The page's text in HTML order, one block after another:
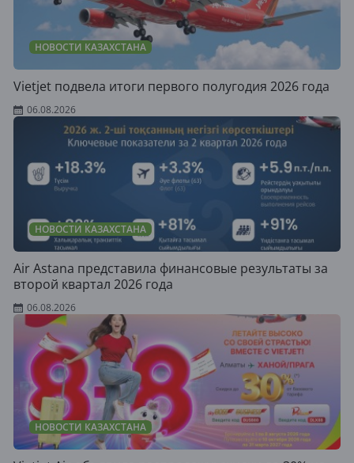
НОВОСТИ КАЗАХСТАНА
Vietjet подвела итоги первого полугодия 2026 года
06.08.2026
НОВОСТИ КАЗАХСТАНА
Air Astana представила финансовые результаты за
второй квартал 2026 года
06.08.2026
НОВОСТИ КАЗАХСТАНА